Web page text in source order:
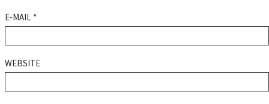
E-MAIL *
WEBSITE